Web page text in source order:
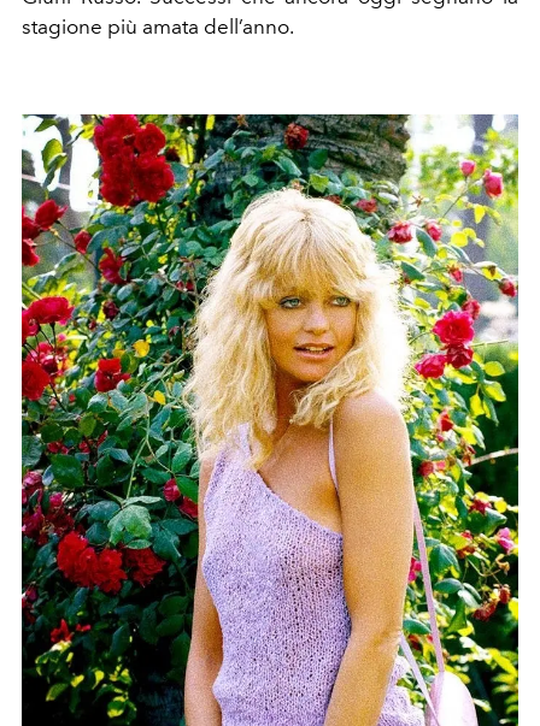
stagione più amata dell’anno.